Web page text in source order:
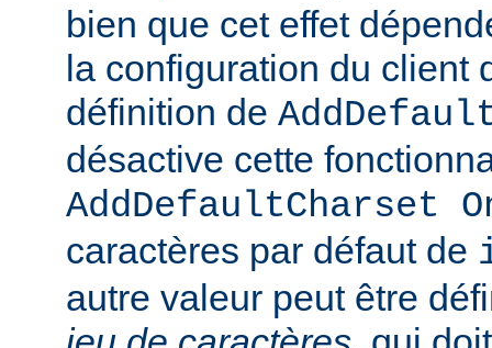
bien que cet effet
la configuration du client
définition de
désactive cette
AddDefaultCharset
caractères par défaut de
autre valeur peut être